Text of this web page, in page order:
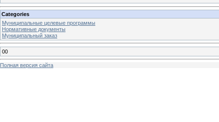
Categories
Муниципальные целевые программы
Нормативные документы
Муниципальный заказ
00
Полная версия сайта